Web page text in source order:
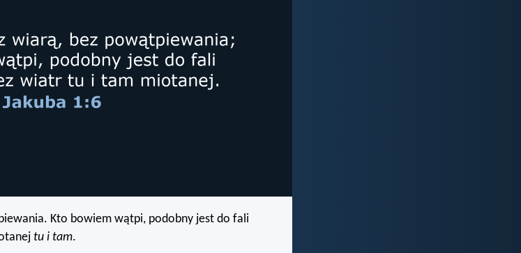
Kto bowiem wątpi, podobny jest do fali
tu i tam.